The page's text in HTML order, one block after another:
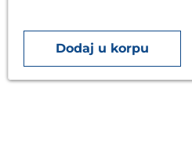
Dodaj u korpu